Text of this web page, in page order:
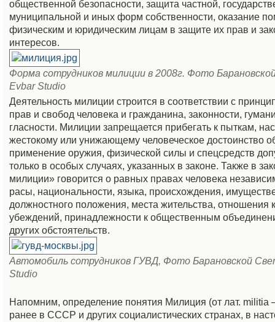
общественной безопасности, защита частной,
муниципальной и иных форм собственности, оказание
физическим и юридическим лицам в защите их прав и
интересов.
Форма сотрудников милиции в 2008г. Фото
Evbar Studio
Деятельность милиции строится в соответствии с
прав и свобод человека и гражданина, законности,
гласности. Милиции запрещается прибегать к пыткам,
жестокому или унижающему человеческое достоинство
применение оружия, физической силы и спецсредств
только в особых случаях, указанных в законе. Также в
милиции» говорится о равных правах человека
расы, национальности, языка, происхождения,
должностного положения, места жительства, отношения
убеждений, принадлежности к общественным
других обстоятельств.
Автомобиль сотрудников ГУВД, Фото Барановской
Studio
Напомним, определение понятия Милиция (от лат.
ранее в СССР и других социалистических странах, в